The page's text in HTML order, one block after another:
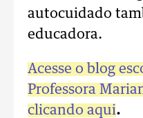
autocuidado
educadora.
Acesse o blog
Professora
clicando aqui.